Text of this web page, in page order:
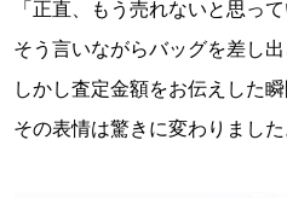
「正直、もう売れないと思って
そう言いながらバッグを差し出
しかし査定金額をお伝えした瞬
その表情は驚きに変わりました